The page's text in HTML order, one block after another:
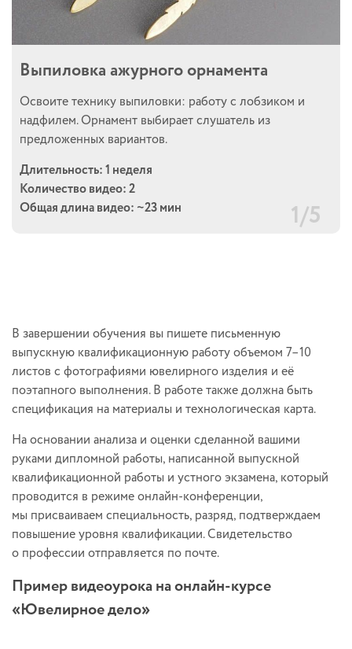
1/5
Выпиловка ажурного орнамента
Освоите технику выпиловки: работу с лобзиком и
надфилем. Орнамент выбирает слушатель из
предложенных вариантов.
Длительность: 1 неделя
Количество видео: 2
Общая длина видео: ~23 мин
В завершении обучения вы пишете письменную
выпускную квалификационную работу объемом 7–10
листов с фотографиями ювелирного изделия и её
поэтапного выполнения. В работе также должна быть
спецификация на материалы и технологическая карта.
На основании анализа и оценки сделанной вашими
руками дипломной работы, написанной выпускной
квалификационной работы и устного экзамена, который
проводится в режимеонлайн-конференции,
мы присваиваем специальность, разряд, подтверждаем
повышение уровня квалификации. Свидетельство
о профессии отправляется по почте.
Пример видеоурока на онлайн-курсе
«Ювелирное дело»